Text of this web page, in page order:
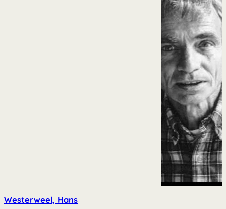
Westerweel, Hans